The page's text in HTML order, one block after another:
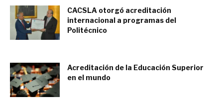
CACSLA otorgó acreditación
internacional a programas del
Politécnico
Acreditación de la Educación Superior
en el mundo